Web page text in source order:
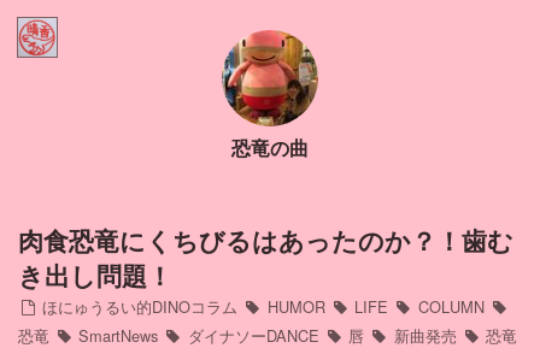
Home
ほにゅうるい的DINOコラム
Profile
インスタ
恐竜の曲
肉食恐竜にくちびるはあったのか？！歯む
き出し問題！
ほにゅうるい的DINOコラム HUMOR LIFE
COLUMN
恐竜
SmartNews ダイナソーDANCE 唇 新曲発売
恐竜